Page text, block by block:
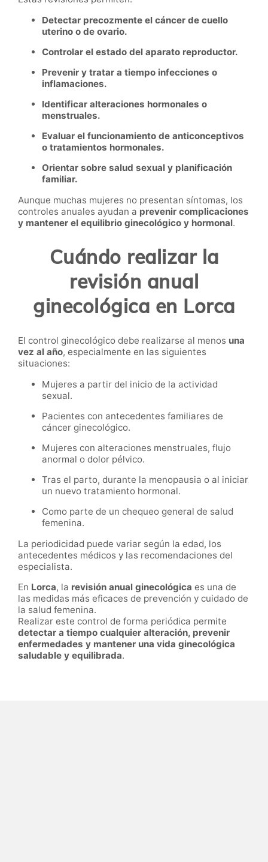
Detectar precozmente el cáncer de cuello
uterino o de ovario.
Controlar el estado del aparato reproductor.
Prevenir y tratar a tiempo infecciones o
inflamaciones.
Identificar alteraciones hormonales o
menstruales.
Evaluar el funcionamiento de anticonceptivos
o tratamientos hormonales.
Orientar sobre salud sexual y planificación
familiar.
Aunque muchas mujeres no presentan síntomas, los
controles anuales ayudan a prevenir complicaciones
y mantener el equilibrio ginecológico y hormonal.
Cuándo realizar la
revisión anual
ginecológica en Lorca
El control ginecológico debe realizarse al menos una
vez al año, especialmente en las siguientes
situaciones:
Mujeres a partir del inicio de la actividad
sexual.
Pacientes con antecedentes familiares de
cáncer ginecológico.
Mujeres con alteraciones menstruales, flujo
anormal o dolor pélvico.
Tras el parto, durante la menopausia o al iniciar
un nuevo tratamiento hormonal.
Como parte de un chequeo general de salud
femenina.
La periodicidad puede variar según la edad, los
antecedentes médicos y las recomendaciones del
especialista.
En Lorca, la revisión anual ginecológica es una de
las medidas más eficaces de prevención y cuidado de
la salud femenina.
Realizar este control de forma periódica permite
detectar a tiempo cualquier alteración, prevenir
enfermedades y mantener una vida ginecológica
saludable y equilibrada.